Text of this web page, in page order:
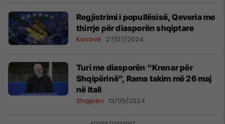
Regjistrimi i popullësisë, Qeveria me
thirrje për diasporën shqiptare
Kosovë 27/07/2024
Turi me diasporën “Krenar për
Shqipërinë”, Rama takim më 26 maj
në Itali
Shqipëri 13/05/2024